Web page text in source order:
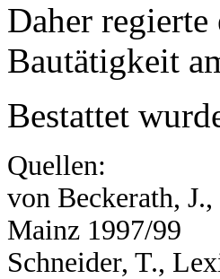
Daher regierte
Bautätigkeit
Bestattet
Quellen:
von Beckerath,
Mainz 1997/99
Schneider, T.,